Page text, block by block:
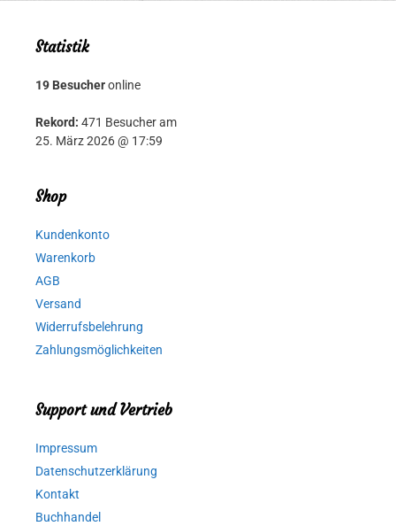
Statistik
19 Besucheronline
Rekord: 471 Besucher am
25. März 2026 @ 17:59
Shop
Kundenkonto
Warenkorb
AGB
Versand
Widerrufsbelehrung
Zahlungsmöglichkeiten
Support und Vertrieb
Impressum
Datenschutzerklärung
Kontakt
Buchhandel